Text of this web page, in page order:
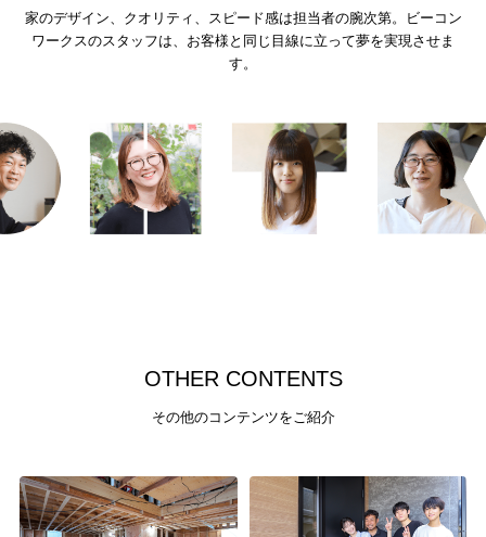
家のデザイン、クオリティ、スピード感は担当者の腕次第。
ビーコン
ワークスのスタッフは、お客様と同じ目線に立って夢を実現させま
す。
OTHER CONTENTS
その他のコンテンツをご紹介